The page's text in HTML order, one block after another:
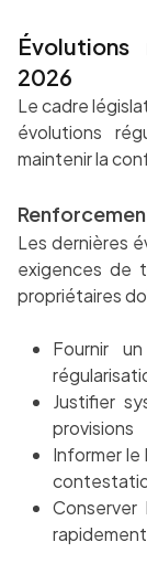
Évolutions
2026
Le cadre
évolutions
maintenir la
Les dernières
exigences de
propriétaires
Fournir
Justifier
provisions
Informer le
rapidement